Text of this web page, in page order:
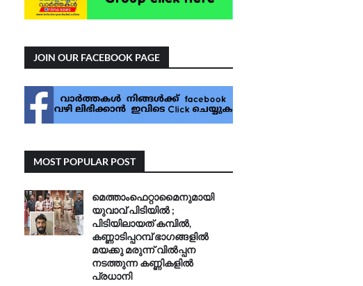
JOIN OUR FACEBOOK PAGE
MOST POPULAR POST
മെത്താംഫെറ്റാമൈനുമായി
യുവാവ് പിടിയിൽ ;
പിടിയിലായത് കമ്പിൽ,
കണ്ണാടിപ്പറമ്പ് ഭാഗങ്ങളിൽ
മയക്കു മരുന്ന് വിൽപ്പന
നടത്തുന്ന കണ്ണികളിൽ
പ്രധാനി